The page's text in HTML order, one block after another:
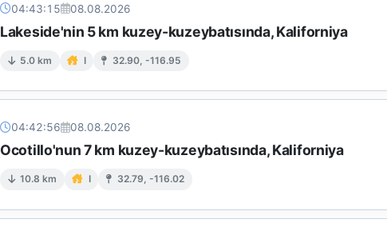
04:43:15 08.08.2026
Lakeside'nin 5 km kuzey-kuzeybatısında, Kaliforniya
5.0 km I 32.90, -116.95
04:42:56 08.08.2026
Ocotillo'nun 7 km kuzey-kuzeybatısında, Kaliforniya
10.8 km I 32.79, -116.02